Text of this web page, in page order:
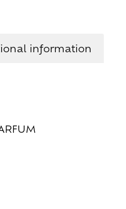
information